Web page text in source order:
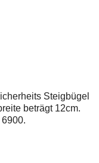
Steigbügel
beträgt 12cm.